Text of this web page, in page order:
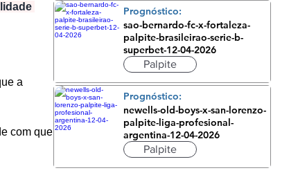
a
com que
Prognóstico:
sao-bernardo-fc-x-fortaleza-
palpite-brasileirao-serie-b-
superbet-12-04-2026
Palpite
Prognóstico:
newells-old-boys-x-san-lorenzo-
palpite-liga-profesional-
argentina-12-04-2026
Palpite